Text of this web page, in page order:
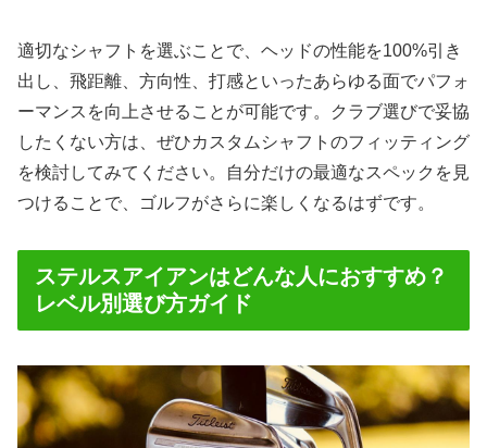
適切なシャフトを選ぶことで、ヘッドの性能を100%引き
出し、飛距離、方向性、打感といったあらゆる面でパフォ
ーマンスを向上させることが可能です。クラブ選びで妥協
したくない方は、ぜひカスタムシャフトのフィッティング
を検討してみてください。自分だけの最適なスペックを見
つけることで、ゴルフがさらに楽しくなるはずです。
ステルスアイアンはどんな人におすすめ？
レベル別選び方ガイド